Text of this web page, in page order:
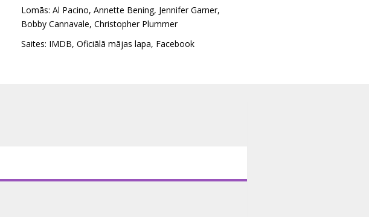
Lomās: Al Pacino, Annette Bening, Jennifer Garner,
Bobby Cannavale, Christopher Plummer
Saites: IMDB, Oficiālā mājas lapa, Facebook